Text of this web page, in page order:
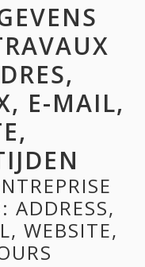
E-MAIL,
ADDRESS,
WEBSITE,